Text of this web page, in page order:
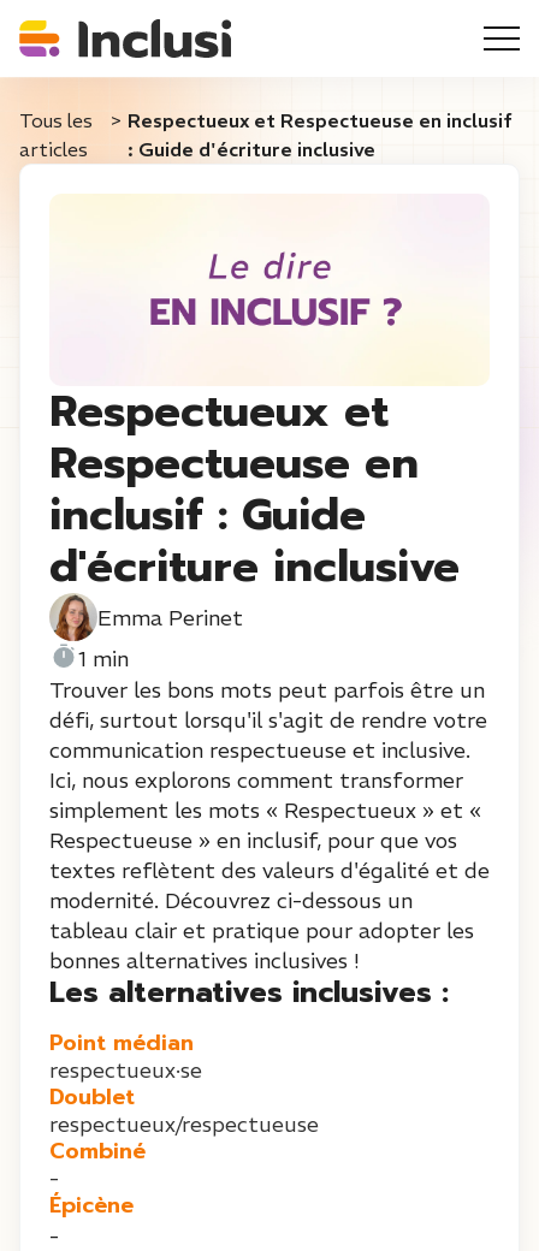
Tous les
articles
> Respectueux et Respectueuse en inclusif
: Guide d'écriture inclusive
Respectueux et
Respectueuse en
inclusif : Guide
d'écriture inclusive
Emma Perinet
1 min
Trouver les bons mots peut parfois être un
défi, surtout lorsqu'il s'agit de rendre votre
communication respectueuse et inclusive.
Ici, nous explorons comment transformer
simplement les mots « Respectueux » et «
Respectueuse » en inclusif, pour que vos
textes reflètent des valeurs d'égalité et de
modernité. Découvrez ci-dessous un
tableau clair et pratique pour adopter les
bonnes alternatives inclusives !
Les alternatives inclusives :
Point médian
respectueux·se
Doublet
respectueux/respectueuse
Combiné
-
Épicène
-